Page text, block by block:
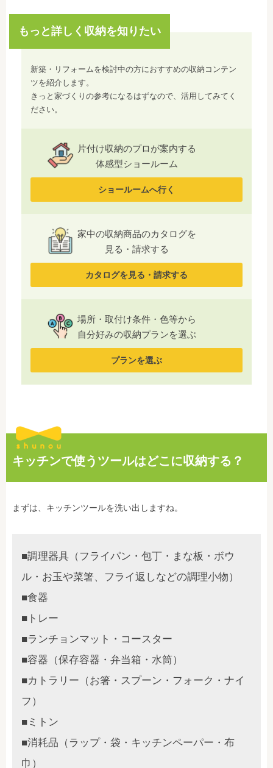
もっと詳しく収納を知りたい
新築・リフォームを検討中の方におすすめの収納コンテン
ツを紹介します。
きっと家づくりの参考になるはずなので、活用してみてく
ださい。
片付け収納のプロが案内する
体感型ショールーム
ショールームへ行く
家中の収納商品のカタログを
見る・請求する
カタログを見る・請求する
場所・取付け条件・色等から
自分好みの収納プランを選ぶ
プランを選ぶ
キッチンで使うツールはどこに収納する？
まずは、キッチンツールを洗い出しますね。
■調理器具（フライパン・包丁・まな板・ボウ
ル・お玉や菜箸、フライ返しなどの調理小物）
■⾷器
■トレー
■ランチョンマット・コースター
■容器（保存容器・弁当箱・水筒）
■カトラリー（お箸・スプーン・フォーク・ナイ
フ）
■ミトン
■消耗品（ラップ・袋・キッチンペーパー・布
巾）